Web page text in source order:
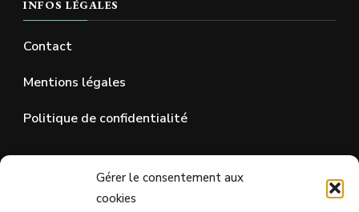
Gérer le consentement aux
cookies
INFOS LÉGALES
Contact
Mentions légales
Politique de confidentialité
SUR LES RÉSEAUX SOCIAUX